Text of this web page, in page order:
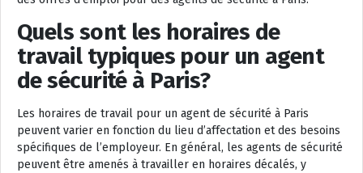
Quels sont les horaires de
travail typiques pour un agent
de sécurité à Paris?
Les horaires de travail pour un agent de sécurité à Paris
peuvent varier en fonction du lieu d’affectation et des besoins
spécifiques de l’employeur. En général, les agents de sécurité
peuvent être amenés à travailler en horaires décalés, y